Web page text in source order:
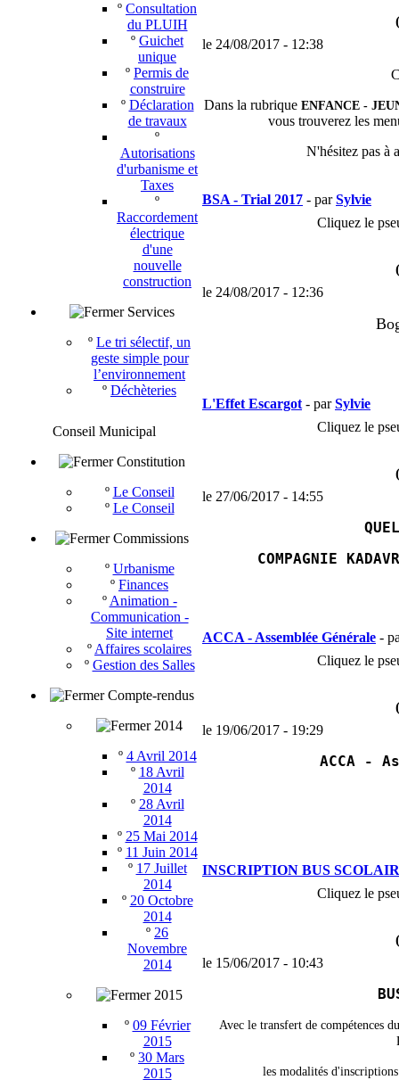
º Consultation
du PLUIH
º Guichet
unique
º Permis de
construire
º Déclaration
de travaux
º
Autorisations
d'urbanisme et
Taxes
º
Raccordement
électrique
d'une
nouvelle
construction
Services
º Le tri sélectif, un
geste simple pour
l’environnement
º Déchèteries
Conseil Municipal
Constitution
º Le Conseil
º Le Conseil
Commissions
º Urbanisme
º Finances
º Animation -
Communication -
Site internet
º Affaires scolaires
º Gestion des Salles
Compte-rendus
2014
º 4 Avril 2014
º 18 Avril
2014
º 28 Avril
2014
º 25 Mai 2014
º 11 Juin 2014
º 17 Juillet
2014
º 20 Octobre
2014
º 26
Novembre
2014
2015
º 09 Février
2015
º 30 Mars
2015
le 24/08/2017 - 12:38
Dans la rubrique ENFANCE -
vous trouverez les
N'hésitez pas à
BSA - Trial 2017 - parSylvie
Cliquez le
le 24/08/2017 - 12:36
L'Effet Escargot - parSylvie
Cliquez le
le 27/06/2017 - 14:55
COMPAGNIE
ACCA - Assemblée Générale -
Cliquez le
le 19/06/2017 - 19:29
ACCA -
INSCRIPTION BUS
Cliquez le
le 15/06/2017 - 10:43
Avec le transfert de compétences
les modalités